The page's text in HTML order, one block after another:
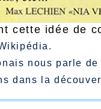
cette idée de
nous parle de
dans la